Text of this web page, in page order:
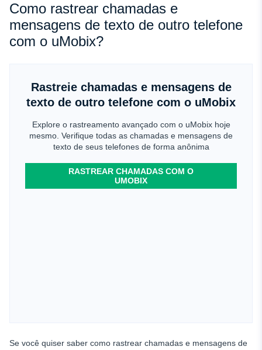
Como rastrear chamadas e
mensagens de texto de outro telefone
com o uMobix?
Rastreie chamadas e mensagens de
texto de outro telefone com o uMobix
Explore o rastreamento avançado com o uMobix hoje
mesmo. Verifique todas as chamadas e mensagens de
texto de seus telefones de forma anônima
RASTREAR CHAMADAS COM O
UMOBIX
Se você quiser saber como rastrear chamadas e mensagens de